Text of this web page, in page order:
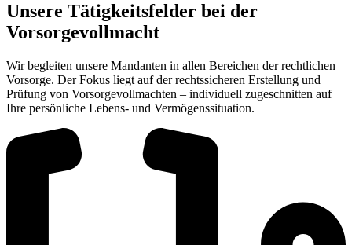
Unsere Tätigkeitsfelder bei der
Vorsorgevollmacht
Wir begleiten unsere Mandanten in allen Bereichen der rechtlichen
Vorsorge. Der Fokus liegt auf der rechtssicheren Erstellung und
Prüfung von Vorsorgevollmachten – individuell zugeschnitten auf
Ihre persönliche Lebens- und Vermögenssituation.